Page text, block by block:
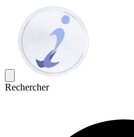
Rechercher